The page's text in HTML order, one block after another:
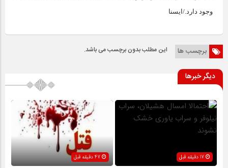
وجود دارد./ایسنا
برچسب ها این مطلب بدون برچسب می باشد.
دیگر خبرها
17 دقیقه قبل